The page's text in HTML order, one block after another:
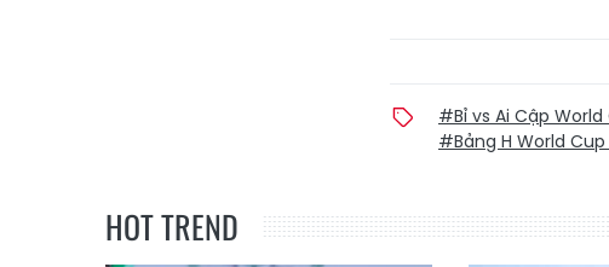
#Bỉ vs Ai Cập
#Bảng H World
HOT TREND